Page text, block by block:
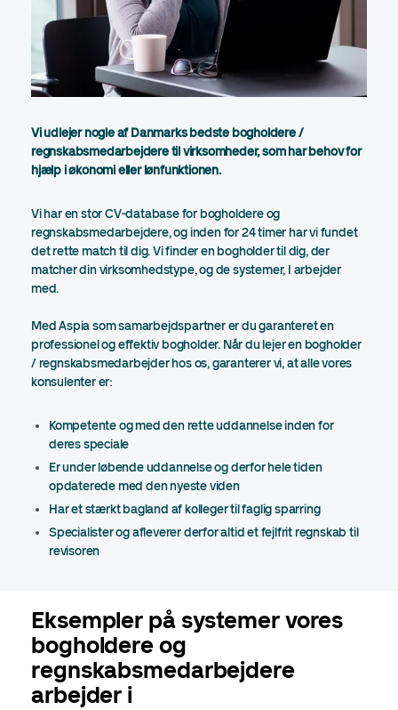
Vi udlejer nogle af Danmarks bedste bogholdere /
regnskabsmedarbejdere til virksomheder, som har behov for
hjælp i økonomi eller lønfunktionen.
Vi har en stor CV-database for bogholdere og
regnskabsmedarbejdere, og inden for 24 timer har vi fundet
det rette match til dig. Vi finder en bogholder til dig, der
matcher din virksomhedstype, og de systemer, I arbejder
med.
Med Aspia som samarbejdspartner er du garanteret en
professionel og effektiv bogholder. Når du lejer en bogholder
/ regnskabsmedarbejder hos os, garanterer vi, at alle vores
konsulenter er:
Kompetente og med den rette uddannelse inden for
deres speciale
Er under løbende uddannelse og derfor hele tiden
opdaterede med den nyeste viden
Har et stærkt bagland af kolleger til faglig sparring
Specialister og afleverer derfor altid et fejlfrit regnskab til
revisoren
Eksempler på systemer vores
bogholdere og
regnskabsmedarbejdere
arbejder i